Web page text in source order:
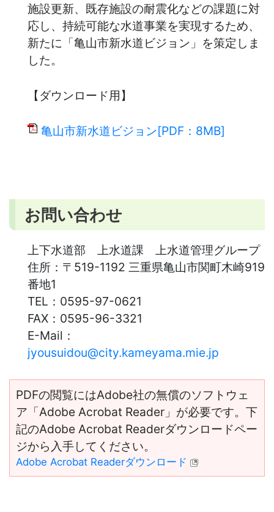
施設更新、既存施設の耐震化などの課題に対
応し、持続可能な水道事業を実現するため、
新たに「亀山市新水道ビジョン」を策定しま
した。
【ダウンロード用】
亀山市新水道ビジョン[PDF：8MB]
お問い合わせ
上下水道部 上水道課 上水道管理グループ
住所： 〒519-1192 三重県亀山市関町木崎919
番地1
TEL： 0595-97-0621
FAX： 0595-96-3321
E-Mail：
jyousuidou@city.kameyama.mie.jp
PDFの閲覧にはAdobe社の無償のソフトウェ
ア「Adobe Acrobat Reader」が必要です。下
記のAdobe Acrobat Readerダウンロードペー
ジから入手してください。
Adobe Acrobat Readerダウンロード